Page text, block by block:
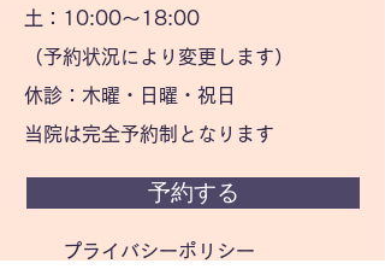
土：10:00〜18:00
（予約状況により変更します）
休診：木曜・日曜・祝日
当院は完全予約制となります
予約する
プライバシーポリシー